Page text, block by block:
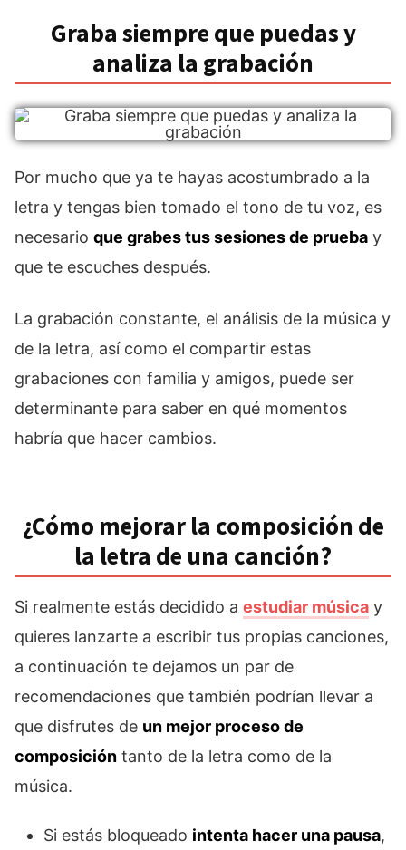
Graba siempre que puedas y
analiza la grabación
Por mucho que ya te hayas acostumbrado a la
letra y tengas bien tomado el tono de tu voz, es
necesario que grabes tus sesiones de prueba y
que te escuches después.
La grabación constante, el análisis de la música y
de la letra, así como el compartir estas
grabaciones con familia y amigos, puede ser
determinante para saber en qué momentos
habría que hacer cambios.
¿Cómo mejorar la composición de
la letra de una canción?
Si realmente estás decidido a estudiar música y
quieres lanzarte a escribir tus propias canciones,
a continuación te dejamos un par de
recomendaciones que también podrían llevar a
que disfrutes de un mejor proceso de
composición tanto de la letra como de la
música.
Si estás bloqueado intenta hacer una pausa,